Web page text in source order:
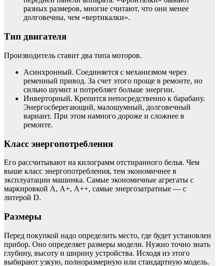
разных размеров, многие считают, что они менее
долговечны, чем «вертикалки».
Тип двигателя
Производитель ставит два типа моторов.
Асинхронный. Соединяется с механизмом через
ременный привод. За счет этого проще в ремонте, но
сильно шумит и потребляет больше энергии.
Инверторный. Крепится непосредственно к барабану.
Энергосберегающий, малошумный, долговечный
вариант. При этом намного дороже и сложнее в
ремонте.
Класс энергопотребления
Его рассчитывают на килограмм отстиранного белья. Чем
выше класс энергопотребления, тем экономичнее в
эксплуатации машинка. Самые экономичные агрегаты с
маркировкой А, А+, А++, самые энергозатратные — с
литерой D.
Размеры
Перед покупкой надо определить место, где будет установлен
прибор. Оно определяет размеры модели. Нужно точно знать
глубину, высоту и ширину устройства. Исходя из этого
выбирают узкую, полноразмерную или стандартную модель.